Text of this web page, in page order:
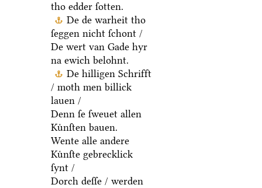
tho edder ſotten.
De de warheit tho
ſeggen nicht ſchont /
De wert van Gade hyr
na ewich belohnt.
De hilligen Schrifft
/ moth men billick
lauen /
Denn ſe ſweuet allen
Kuͤnſten bauen.
Wente alle andere
Kuͤnſte gebrecklick
ſynt /
Dorch deſſe / werden